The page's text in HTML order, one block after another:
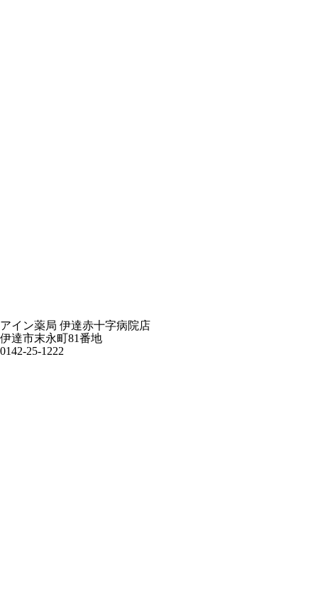
アイン薬局 伊達赤十字病院店
伊達市末永町81番地
0142-25-1222